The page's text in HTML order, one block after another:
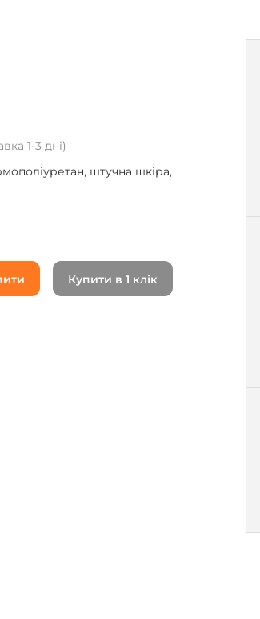
1-3 дні)
штучна шкіра,
Купити в 1 клік